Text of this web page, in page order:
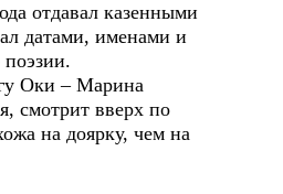
отдавал казенными
датами, именами и
поэзии.
Оки – Марина
смотрит вверх по
на доярку, чем на